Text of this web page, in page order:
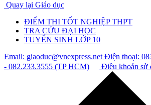
Quay lại Giáo dục
ĐIỂM THI TỐT NGHIỆP THPT
TRA CỨU ĐẠI HỌC
TUYỂN SINH LỚP 10
Email: giaoduc@vnexpress.netĐiện thoại:
- 082.233.3555 (TP HCM)
Điều khoản sử